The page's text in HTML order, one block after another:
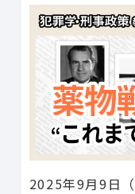
2025年9月9日